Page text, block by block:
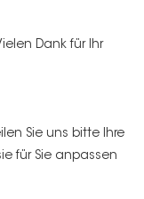
Dank für Ihr
Sie uns bitte Ihre
für Sie anpassen